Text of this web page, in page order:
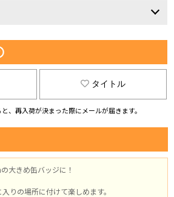
タイトル
、再入荷が決まった際にメールが届きます。
大きめ缶バッジに！
りの場所に付けて楽しめます。